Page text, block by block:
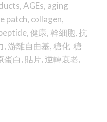
,AGEs, aging
patch, collagen,
,健康, 幹細胞,抗
, 游離自由基,糖化,糖
蛋白, 貼片,逆轉衰老,